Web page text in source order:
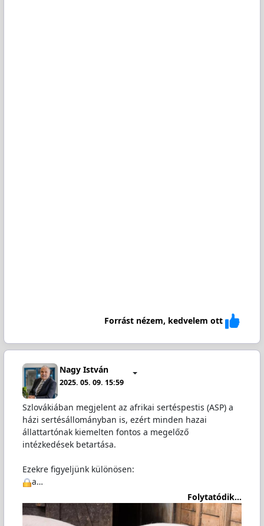
Forrást nézem, kedvelem ott
Nagy István
2025. 05. 09. 15:59
Szlovákiában megjelent az afrikai sertéspestis (ASP) a
házi sertésállományban is, ezért minden hazai
állattartónak kiemelten fontos a megelőző
intézkedések betartása.
Ezekre figyeljünk különösen:
a…
Folytatódik...